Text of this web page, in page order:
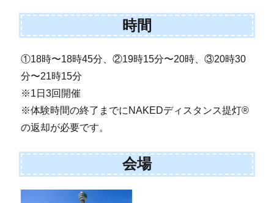
時間
①18時〜18時45分、②19時15分〜20時、③20時30
分〜21時15分
※1日3回開催
※体験時間の終了までにNAKEDディスタンス提灯®
の返却が必要です。
会場